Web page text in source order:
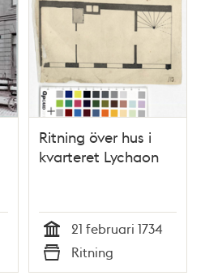
Ritning över hus i
kvarteret Lychaon
Tid
21 februari 1734
Typ
Ritning